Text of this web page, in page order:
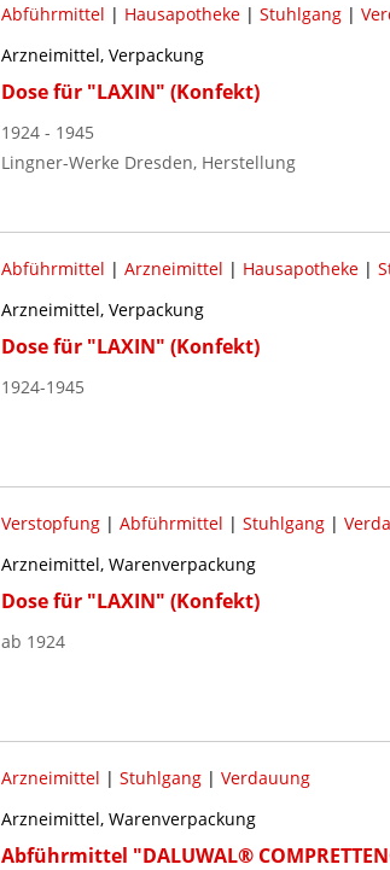
Abführmittel | Hausapotheke| Stuhlgang|
Arzneimittel, Verpackung
Dose für "LAXIN" (Konfekt)
1924 - 1945
Lingner-Werke Dresden, Herstellung
Abführmittel | Arzneimittel | Hausapotheke|
Arzneimittel, Verpackung
Dose für "LAXIN" (Konfekt)
1924-1945
Verstopfung| Abführmittel | Stuhlgang|
Arzneimittel, Warenverpackung
Dose für "LAXIN" (Konfekt)
ab 1924
Arzneimittel | Stuhlgang| Verdauung
Arzneimittel, Warenverpackung
Abführmittel "DALUWAL®